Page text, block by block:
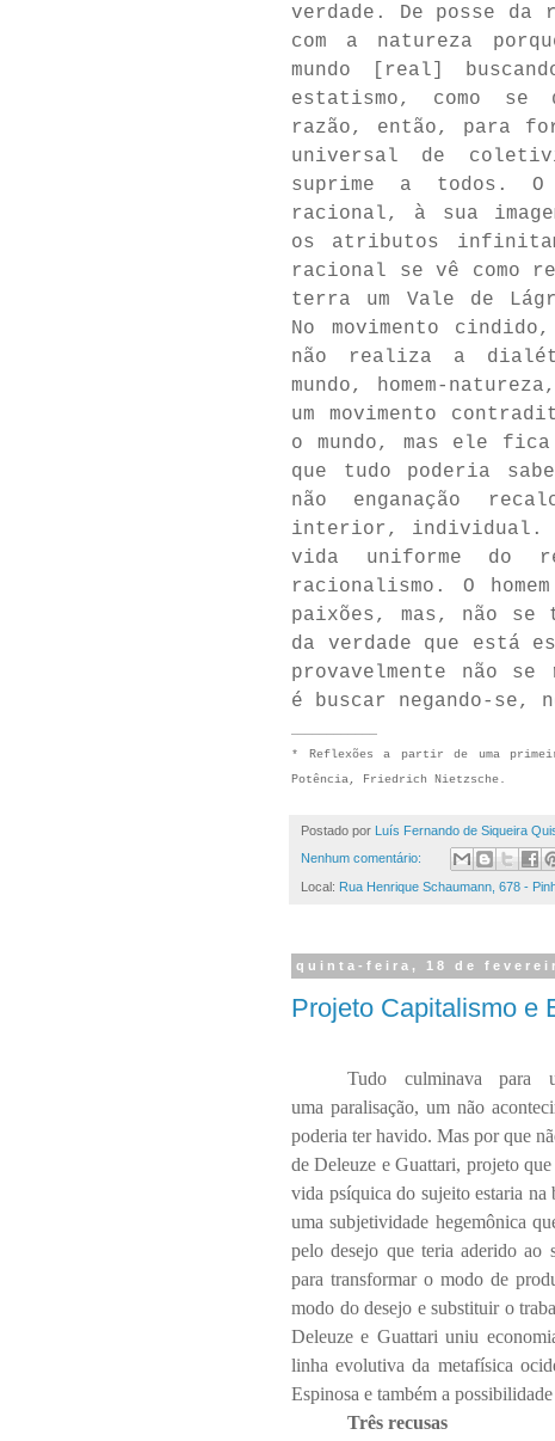
verdade. De posse da
com a natureza
mundo [real]
estatismo, como
razão, então, para
universal de
suprime a todos. O
racional, à sua
os atributos
racional se vê como
terra um Vale de
No movimento
não realiza a
mundo, homem-
um movimento
o mundo, mas ele
que tudo poderia
não enganação
interior, individual.
vida uniforme do
racionalismo. O
paixões, mas, não
da verdade que está
provavelmente não
é buscar negando-se,
* Reflexões a partir de uma
Potência, Friedrich Nietzsche.
Postado por Luís Fernando de Siqueira
Nenhum comentário:
Local: Rua Henrique Schaumann, 678 -
quinta-feira, 18 de
Projeto Capitalismo e
Tudo culminava para
uma paralisação, um não
poderia ter havido. Mas por que
de Deleuze e Guattari, projeto
vida psíquica do sujeito estaria na
uma subjetividade hegemônica
pelo desejo que teria aderido ao
para transformar o modo de
modo do desejo e substituir o
Deleuze e Guattari uniu
linha evolutiva da metafísica
Espinosa e também a
Três recusas